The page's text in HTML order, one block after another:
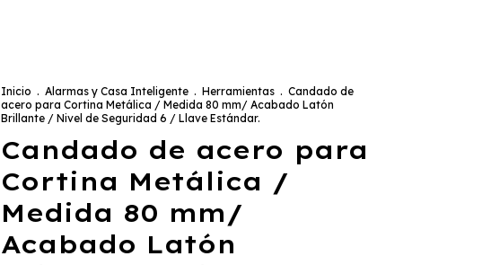
Inicio . Alarmas y Casa Inteligente . Herramientas . Candado de
acero para Cortina Metálica / Medida 80 mm/ Acabado Latón
Brillante / Nivel de Seguridad 6 / Llave Estándar.
Candado de acero para
Cortina Metálica /
Medida 80 mm/
Acabado Latón